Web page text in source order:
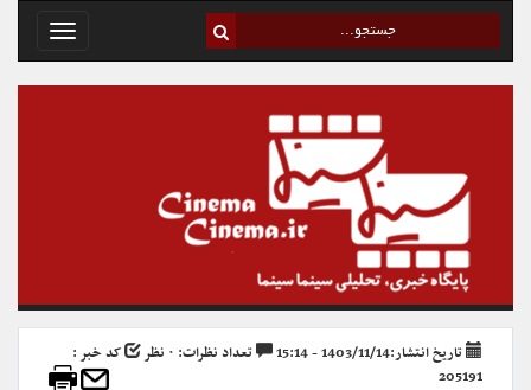
Toggle
تاریخ انتشار:1403/11/14 - 15:14 تعداد نظرات: ۰ نظر
کد خبر :
205191